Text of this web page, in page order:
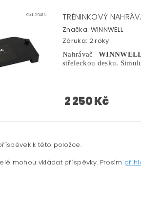
Kód:25416 TRÉNINKOVÝ
Značka: WINNWELL
Záruka: 2 roky
Nahrávač
střeleckou desku.
2 250 Kč
k této položce.
mohou vkládat příspěvky. Prosím